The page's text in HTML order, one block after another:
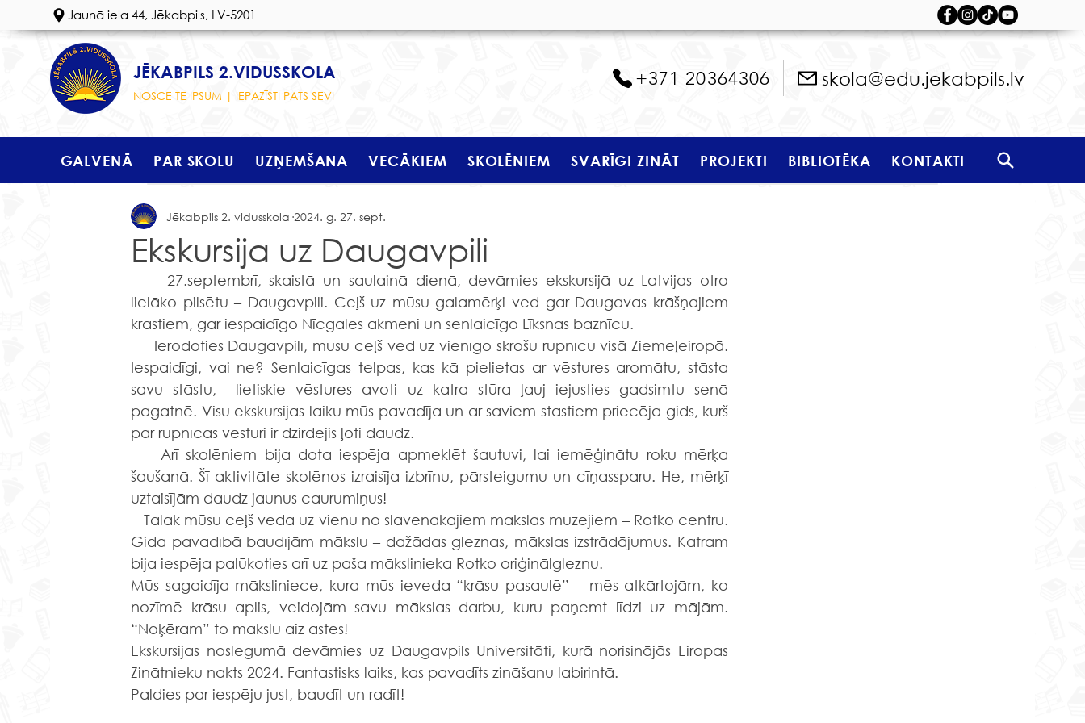
Jaunā iela 44, Jēkabpils, LV-5201
JĒKABPILS 2.VIDUSSKOLA
NOSCE TE IPSUM | IEPAZĪSTI PATS SEVI
+371 20364306 skola@edu.jekabpils.lv
GALVENĀ PAR SKOLU UZŅEMŠANA VECĀKIEM SKOLĒNIEM SVARĪGI ZINĀT PROJEKTI BIBLIOTĒKA KONTAKTI
Ekskursija uz Daugavpili
Jēkabpils 2. vidusskola 2024. g. 27. sept.
lielāko pilsētu – Daugavpili. Ceļš uz mūsu galamērķi ved gar Daugavas krāšņajiem
krastiem, gar iespaidīgo Nīcgales akmeni un senlaicīgo Līksnas baznīcu.
Ierodoties Daugavpilī, mūsu ceļš ved uz vienīgo skrošu rūpnīcu visā Ziemeļeiropā.
Iespaidīgi, vai ne? Senlaicīgas telpas, kas kā pielietas ar vēstures aromātu, stāsta
savu stāstu,  lietiskie vēstures avoti uz katra stūra ļauj iejusties gadsimtu senā
pagātnē. Visu ekskursijas laiku mūs pavadīja un ar saviem stāstiem priecēja gids, kurš
par rūpnīcas vēsturi ir dzirdējis ļoti daudz.
Arī skolēniem bija dota iespēja apmeklēt šautuvi, lai iemēģinātu roku mērķa
šaušanā. Šī aktivitāte skolēnos izraisīja izbrīnu, pārsteigumu un cīņassparu. He, mērķī
uztaisījām daudz jaunus caurumiņus!
Tālāk mūsu ceļš veda uz vienu no slavenākajiem mākslas muzejiem – Rotko centru.
Gida pavadībā baudījām mākslu – dažādas gleznas, mākslas izstrādājumus. Katram
bija iespēja palūkoties arī uz paša mākslinieka Rotko oriģinālgleznu.
Mūs sagaidīja māksliniece, kura mūs ieveda “krāsu pasaulē” – mēs atkārtojām, ko
nozīmē krāsu aplis, veidojām savu mākslas darbu, kuru paņemt līdzi uz mājām.
“Noķērām” to mākslu aiz astes!
Ekskursijas noslēgumā devāmies uz Daugavpils Universitāti, kurā norisinājās Eiropas
Zinātnieku nakts 2024. Fantastisks laiks, kas pavadīts zināšanu labirintā.
Paldies par iespēju just, baudīt un radīt!